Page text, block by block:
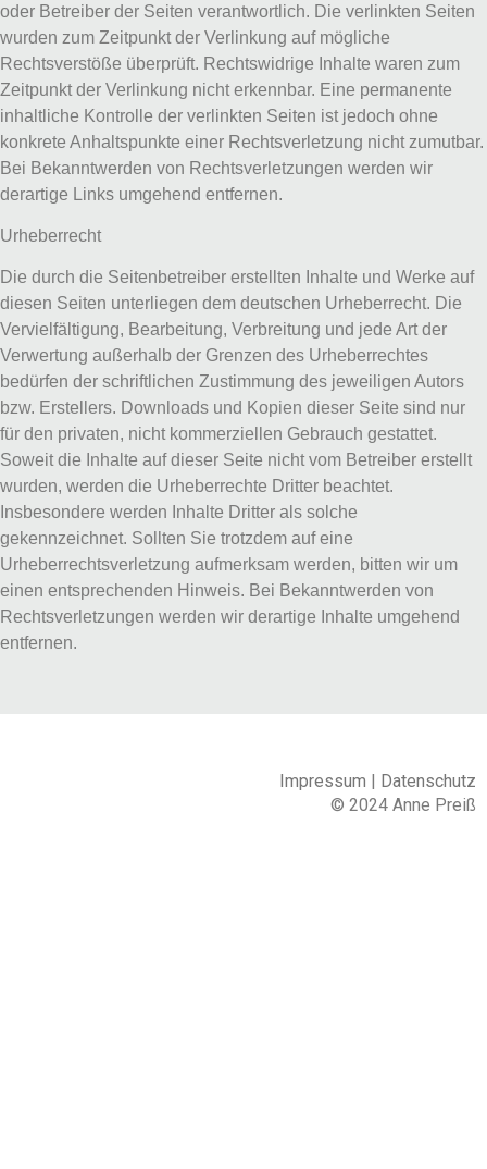
oder Betreiber der Seiten verantwortlich. Die verlinkten Seiten
wurden zum Zeitpunkt der Verlinkung auf mögliche
Rechtsverstöße überprüft. Rechtswidrige Inhalte waren zum
Zeitpunkt der Verlinkung nicht erkennbar. Eine permanente
inhaltliche Kontrolle der verlinkten Seiten ist jedoch ohne
konkrete Anhaltspunkte einer Rechtsverletzung nicht zumutbar.
Bei Bekanntwerden von Rechtsverletzungen werden wir
derartige Links umgehend entfernen.
Urheberrecht
Die durch die Seitenbetreiber erstellten Inhalte und Werke auf
diesen Seiten unterliegen dem deutschen Urheberrecht. Die
Vervielfältigung, Bearbeitung, Verbreitung und jede Art der
Verwertung außerhalb der Grenzen des Urheberrechtes
bedürfen der schriftlichen Zustimmung des jeweiligen Autors
bzw. Erstellers. Downloads und Kopien dieser Seite sind nur
für den privaten, nicht kommerziellen Gebrauch gestattet.
Soweit die Inhalte auf dieser Seite nicht vom Betreiber erstellt
wurden, werden die Urheberrechte Dritter beachtet.
Insbesondere werden Inhalte Dritter als solche
gekennzeichnet. Sollten Sie trotzdem auf eine
Urheberrechtsverletzung aufmerksam werden, bitten wir um
einen entsprechenden Hinweis. Bei Bekanntwerden von
Rechtsverletzungen werden wir derartige Inhalte umgehend
entfernen.
Impressum | Datenschutz
© 2024 Anne Preiß